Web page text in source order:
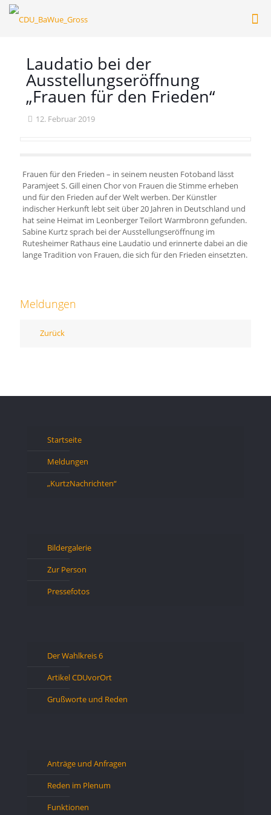
Laudatio bei der
Ausstellungseröffnung
„Frauen für den Frieden“
12. Februar 2019
Frauen für den Frieden – in seinem neusten Fotoband lässt
Paramjeet S. Gill einen Chor von Frauen die Stimme erheben
und für den Frieden auf der Welt werben. Der Künstler
indischer Herkunft lebt seit über 20 Jahren in Deutschland und
hat seine Heimat im Leonberger Teilort Warmbronn gefunden.
Sabine Kurtz sprach bei der Ausstellungseröffnung im
Rutesheimer Rathaus eine Laudatio und erinnerte dabei an die
lange Tradition von Frauen, die sich für den Frieden einsetzten.
Meldungen
Zurück
Startseite
Meldungen
„KurtzNachrichten“
Bildergalerie
Zur Person
Pressefotos
Der Wahlkreis 6
Artikel CDUvorOrt
Grußworte und Reden
Anträge und Anfragen
Reden im Plenum
Funktionen